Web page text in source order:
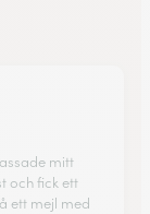
mitt
och fick ett
ett mejl med